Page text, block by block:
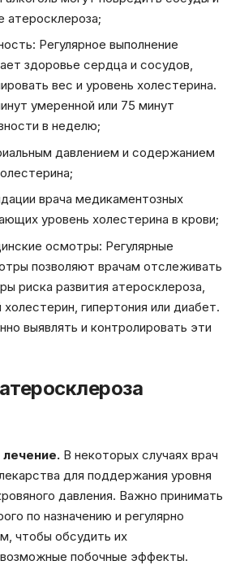
атеросклероза;
Регулярное выполнение
здоровье сердца и сосудов,
вес и уровень холестерина.
умеренной или 75 минут
в неделю;
давлением и содержанием
врача медикаментозных
уровень холестерина в крови;
осмотры: Регулярные
позволяют врачам отслеживать
риска развития атеросклероза,
холестерин, гипертония или диабет.
выявлять и контролировать эти
В некоторых случаях врач
для поддержания уровня
давления. Важно принимать
по назначению и регулярно
чтобы обсудить их
побочные эффекты.